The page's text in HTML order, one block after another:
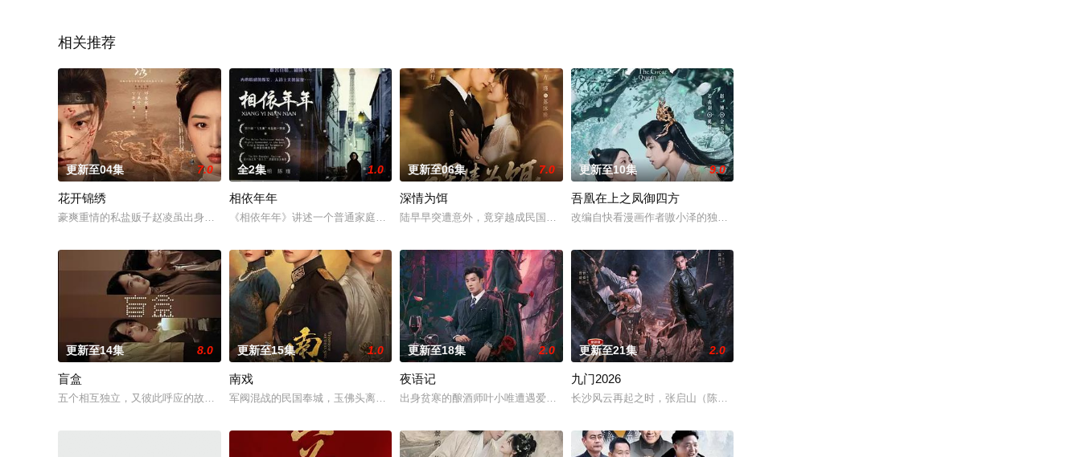
相关推荐
更新至04集 7.0
花开锦绣
豪爽重情的私盐贩子赵凌虽出身草莽，却心怀壮志，他结识了遭人诬陷私通的世家名媛小姐傅庭芸，被迫一起逃亡，
全2集 1.0
相依年年
《相依年年》讲述一个普通家庭的生活，故事很简单：艾文静的丈夫少年时过失杀人，为防有朝一日事发入狱，便全
更新至06集 7.0
深情为饵
陆早早突遭意外，竟穿越成民国少夫人苏沐晚，醒来，却是丈夫枪口相对、父母冤案、连环下毒……她于绝境中步步
更新至10集 9.0
吾凰在上之凤御四方
改编自快看漫画作者嗷小泽的独家连载漫画《吾凰在上》。
更新至14集 8.0
盲盒
五个相互独立，又彼此呼应的故事——用一场精心策划的“夏令营”完成复仇的受害者；临终前与遗憾和解的“无用
更新至15集 1.0
南戏
军阀混战的民国奉城，玉佛头离奇失窃，戏班主横尸戏台，将冷血少帅许又安与昆曲名伶荣筱楠推向不死不休的对立
更新至18集 2.0
夜语记
出身贫寒的酿酒师叶小唯遭遇爱人程桉、恩师林晚媚的双重背叛。她从恨意中涅槃重生，借私生女桑落的身份入住程
更新至21集 2.0
九门2026
长沙风云再起之时，张启山（陈伟霆 饰）与吴老狗（曾舜晞 饰）强强联手，携手霍仙姑（陈瑶 饰）与九门诸